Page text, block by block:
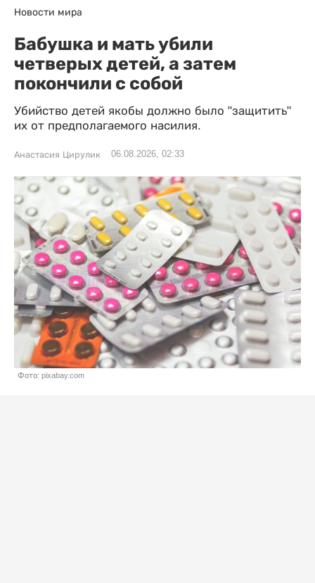
Новости мира
Бабушка и мать убили
четверых детей, а затем
покончили с собой
Убийство детей якобы должно было "защитить"
их от предполагаемого насилия.
Анастасия Цирулик 06.08.2026, 02:33
Фото: pixabay.com